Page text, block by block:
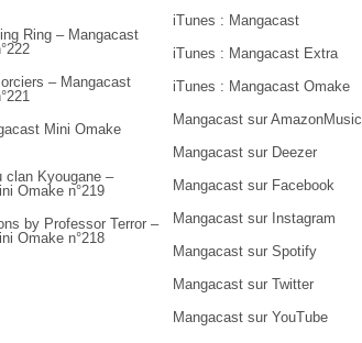
Ring – Mangacast
– Mangacast
Mini Omake
clan Kyougane –
Omake n°219
by Professor Terror –
Omake n°218
iTunes : Mangacast
iTunes : Mangacast Extra
iTunes : Mangacast Omake
Mangacast sur AmazonMusic
Mangacast sur Deezer
Mangacast sur Facebook
Mangacast sur Instagram
Mangacast sur Spotify
Mangacast sur Twitter
Mangacast sur YouTube